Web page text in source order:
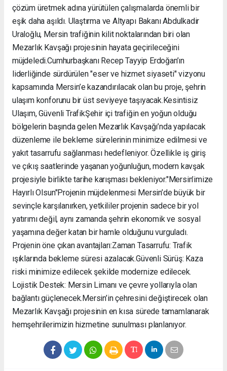
çözüm üretmek adına yürütülen çalışmalarda önemli bir
eşik daha aşıldı. Ulaştırma ve Altyapı Bakanı Abdulkadir
Uraloğlu, Mersin trafiğinin kilit noktalarından biri olan
Mezarlık Kavşağı projesinin hayata geçirileceğini
müjdeledi. ​Cumhurbaşkanı Recep Tayyip Erdoğan’ın
liderliğinde sürdürülen "eser ve hizmet siyaseti" vizyonu
kapsamında Mersin’e kazandırılacak olan bu proje, şehrin
ulaşım konforunu bir üst seviyeye taşıyacak. ​Kesintisiz
Ulaşım, Güvenli Trafik ​Şehir içi trafiğin en yoğun olduğu
bölgelerin başında gelen Mezarlık Kavşağı’nda yapılacak
düzenleme ile bekleme sürelerinin minimize edilmesi ve
yakıt tasarrufu sağlanması hedefleniyor. Özellikle iş giriş
ve çıkış saatlerinde yaşanan yoğunluğun, modern kavşak
projesiyle birlikte tarihe karışması bekleniyor. ​"Mersin’imize
Hayırlı Olsun" ​Projenin müjdelenmesi Mersin’de büyük bir
sevinçle karşılanırken, yetkililer projenin sadece bir yol
yatırımı değil, aynı zamanda şehrin ekonomik ve sosyal
yaşamına değer katan bir hamle olduğunu vurguladı. ​
Projenin öne çıkan avantajları: ​Zaman Tasarrufu: Trafik
ışıklarında bekleme süresi azalacak. ​Güvenli Sürüş: Kaza
riski minimize edilecek şekilde modernize edilecek. ​
Lojistik Destek: Mersin Limanı ve çevre yollarıyla olan
bağlantı güçlenecek. ​Mersin’in çehresini değiştirecek olan
Mezarlık Kavşağı projesinin en kısa sürede tamamlanarak
hemşehrilerimizin hizmetine sunulması planlanıyor.